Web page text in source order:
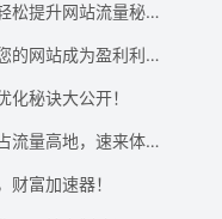
揭秘高效关键词优化，轻松提升网站流量秘诀！
企业网站优化咨询，让您的网站成为盈利利器！
秘诀大公开！
搜狗新榜速登首页，抢占流量高地，速来体验！
财富加速器！